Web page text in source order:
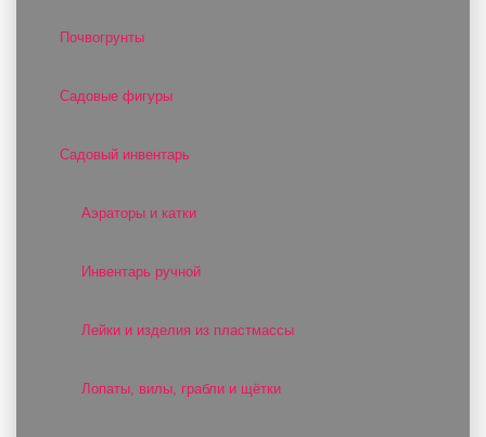
Почвогрунты
Садовые фигуры
Садовый инвентарь
Аэраторы и катки
Инвентарь ручной
Лейки и изделия из пластмассы
Лопаты, вилы, грабли и щётки